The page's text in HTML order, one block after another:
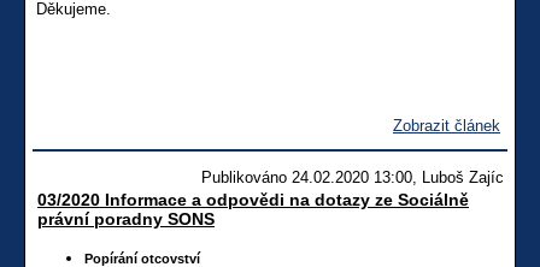
Děkujeme.
Zobrazit článek
Publikováno 24.02.2020 13:00, Luboš Zajíc
03/2020 Informace a odpovědi na dotazy ze Sociálně
právní poradny SONS
Popírání otcovství